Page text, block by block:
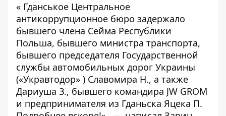
« Гданськое Центральное
антикоррупционное бюро задержало
бывшего члена Сейма Республики
Польша, бывшего министра транспорта,
бывшего председателя Государственной
службы автомобильных дорог Украины
(«Укравтодор» ) Славомира Н., а также
Дариуша З., бывшего командира JW GROM
и предпринимателя из Гданьска Яцека П.